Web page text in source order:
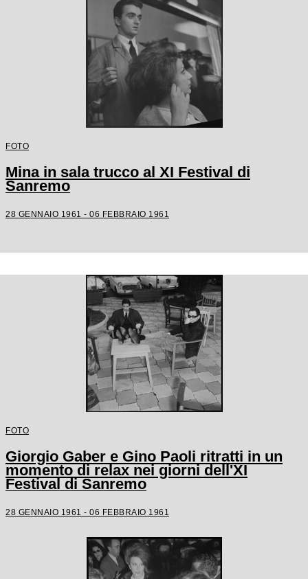
FOTO
Mina in sala trucco al XI Festival di
Sanremo
28 GENNAIO 1961 - 06 FEBBRAIO 1961
FOTO
Giorgio Gaber e Gino Paoli ritratti in un
momento di relax nei giorni dell'XI
Festival di Sanremo
28 GENNAIO 1961 - 06 FEBBRAIO 1961